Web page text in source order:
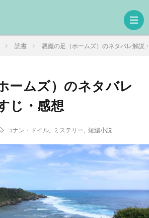
マ
画
読
ロ
お
読書 悪魔の足（ホームズ）のネタバレ解説
ームズ）のネタバレ
じ・感想
コナン・ドイル ミステリー 短編小説